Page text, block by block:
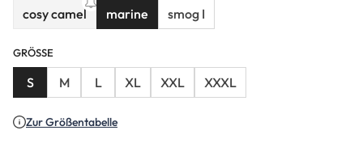
cosy camel
(Diese Option ist zurzeit nicht verfügbar.)
marine smog I
GRÖSSE
S M L XL XXL XXXL
Zur Größentabelle